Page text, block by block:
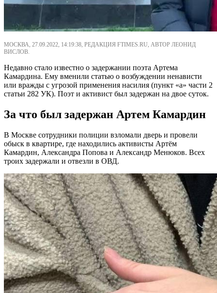
МОСКВА, 27.09.2022, 14:19:38, РЕДАКЦИЯ FTIMES.RU, АВТОР ЛЕОНИД
ВИСЛОВ.
Недавно стало известно о задержании поэта Артема
Камардина. Ему вменили статью о возбуждении ненависти
или вражды с угрозой применения насилия (пункт «а» части 2
статьи 282 УК). Поэт и активист был задержан на двое суток.
За что был задержан Артем Камардин
В Москве сотрудники полиции взломали дверь и провели
обыск в квартире, где находились активисты Артём
Камардин, Александра Попова и Александр Менюков. Всех
троих задержали и отвезли в ОВД.